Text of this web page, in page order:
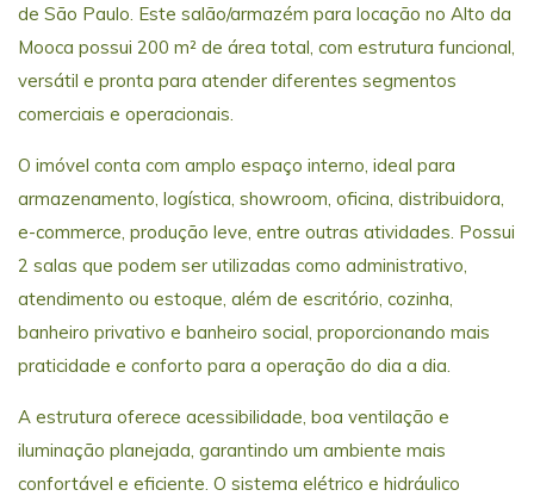
de São Paulo. Este salão/armazém para locação no Alto da
Mooca possui 200 m² de área total, com estrutura funcional,
versátil e pronta para atender diferentes segmentos
comerciais e operacionais.
O imóvel conta com amplo espaço interno, ideal para
armazenamento, logística, showroom, oficina, distribuidora,
e-commerce, produção leve, entre outras atividades. Possui
2 salas que podem ser utilizadas como administrativo,
atendimento ou estoque, além de escritório, cozinha,
banheiro privativo e banheiro social, proporcionando mais
praticidade e conforto para a operação do dia a dia.
A estrutura oferece acessibilidade, boa ventilação e
iluminação planejada, garantindo um ambiente mais
confortável e eficiente. O sistema elétrico e hidráulico